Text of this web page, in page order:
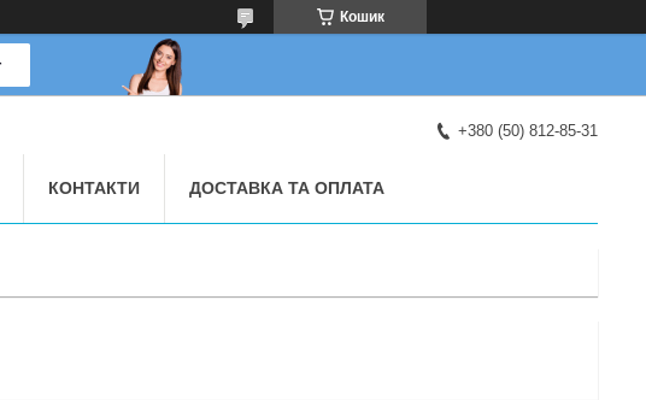
Кошик
+380 (50) 812-85-31
КОНТАКТИ ДОСТАВКА ТА ОПЛАТА